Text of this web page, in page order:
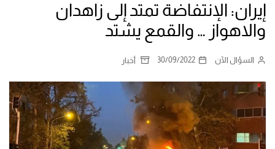
إيران: الإنتفاضة تمتد إلى زاهدان
والاهواز … والقمع يشتد
السؤال الآن 30/09/2022 أخبار